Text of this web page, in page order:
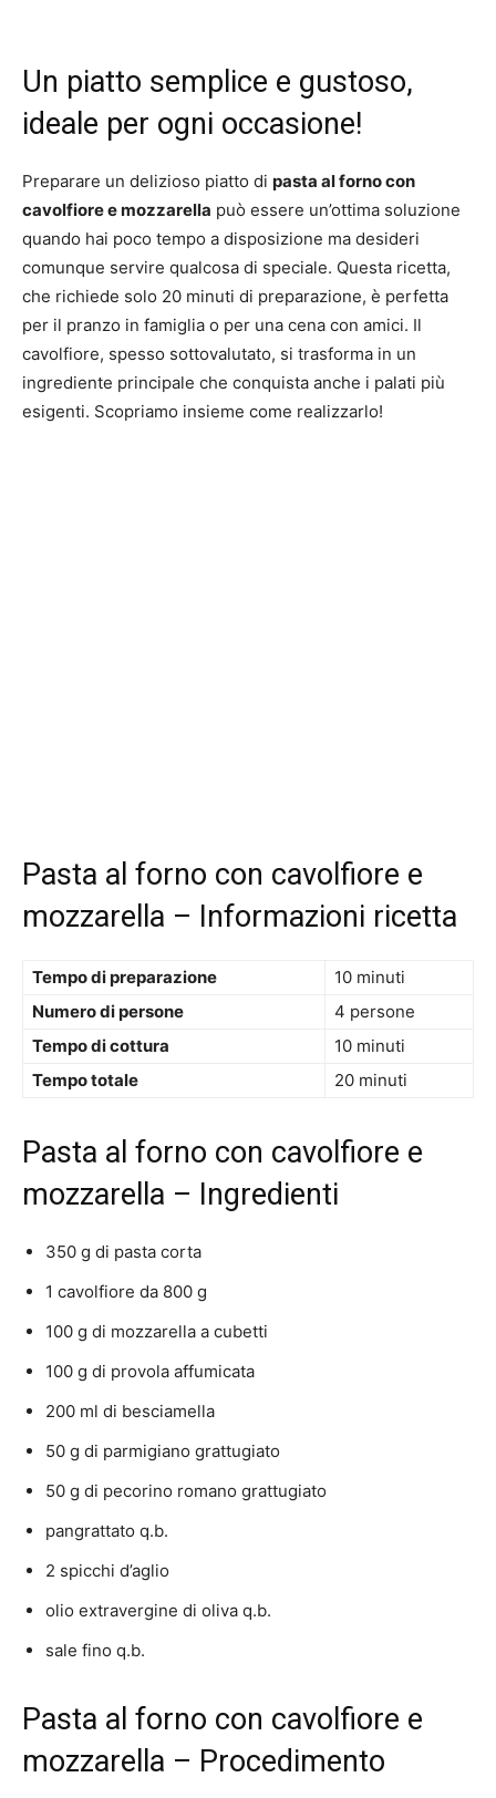
Un piatto semplice e gustoso,
ideale per ogni occasione!
Preparare un delizioso piatto di pasta al forno con
cavolfiore e mozzarella può essere un’ottima soluzione
quando hai poco tempo a disposizione ma desideri
comunque servire qualcosa di speciale. Questa ricetta,
che richiede solo 20 minuti di preparazione, è perfetta
per il pranzo in famiglia o per una cena con amici. Il
cavolfiore, spesso sottovalutato, si trasforma in un
ingrediente principale che conquista anche i palati più
esigenti. Scopriamo insieme come realizzarlo!
Pasta al forno con cavolfiore e
mozzarella – Informazioni ricetta
Tempo di preparazione
10 minuti
Numero di persone
4 persone
Tempo di cottura
10 minuti
Tempo totale
20 minuti
Pasta al forno con cavolfiore e
mozzarella – Ingredienti
350 g di pasta corta
1 cavolfiore da 800 g
100 g di mozzarella a cubetti
100 g di provola affumicata
200 ml di besciamella
50 g di parmigiano grattugiato
50 g di pecorino romano grattugiato
pangrattato q.b.
2 spicchi d’aglio
olio extravergine di oliva q.b.
sale fino q.b.
Pasta al forno con cavolfiore e
mozzarella – Procedimento